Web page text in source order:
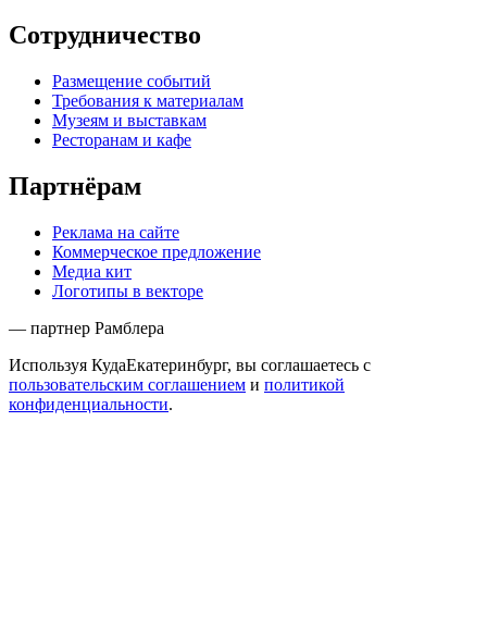
Сотрудничество
Размещение событий
Требования к материалам
Музеям и выставкам
Ресторанам и кафе
Партнёрам
Реклама на сайте
Коммерческое предложение
Медиа кит
Логотипы в векторе
— партнер Рамблера
Используя КудаЕкатеринбург, вы соглашаетесь с
пользовательским соглашением и политикой
конфиденциальности.